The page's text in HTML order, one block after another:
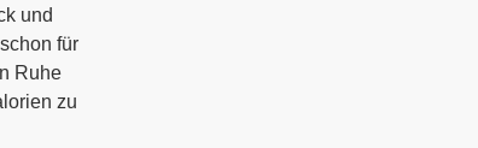
und
für
Ruhe
zu